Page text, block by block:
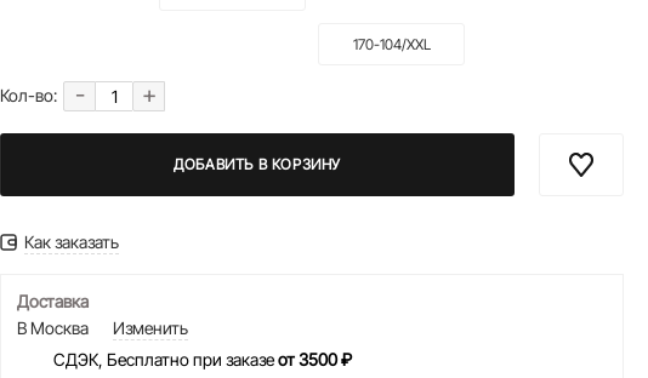
170-104/XXL
Кол-во: - +
ДОБАВИТЬ В КОРЗИНУ
Как заказать
Доставка
В Москва
Изменить
СДЭК, Бесплатно при заказеот 3500 ₽